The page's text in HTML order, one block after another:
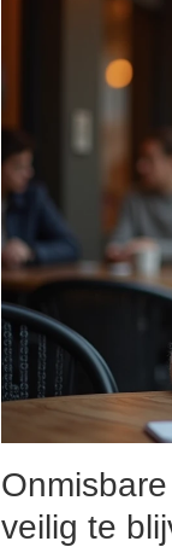
veilig te